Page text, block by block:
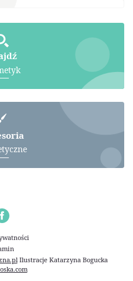
Ilustracje Katarzyna Bogucka